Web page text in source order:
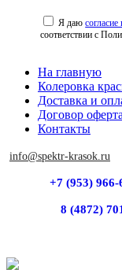
Я даю
соответствии с
На главную
Колеровка
Доставка и
Договор оферта
Контакты
info@spektr-krasok.ru
+7 (953) 966-
8 (4872)